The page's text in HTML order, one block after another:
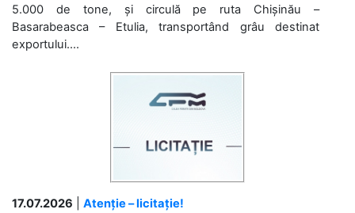
5.000 de tone, și circulă pe ruta Chișinău –
Basarabeasca – Etulia, transportând grâu destinat
exportului....
17.07.2026
Atenție – licitație!